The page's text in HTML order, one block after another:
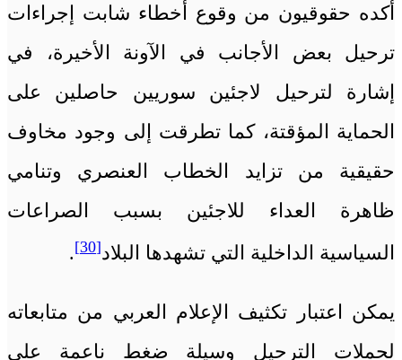
أكده حقوقيون من وقوع أخطاء شابت إجراءات
ترحيل بعض الأجانب في الآونة الأخيرة، في
إشارة لترحيل لاجئين سوريين حاصلين على
الحماية المؤقتة، كما تطرقت إلى وجود مخاوف
حقيقية من تزايد الخطاب العنصري وتنامي
ظاهرة العداء للاجئين بسبب الصراعات
السياسية الداخلية التي تشهدها البلاد[30]
.
يمكن اعتبار تكثيف الإعلام العربي من متابعاته
لحملات الترحيل وسيلة ضغط ناعمة على